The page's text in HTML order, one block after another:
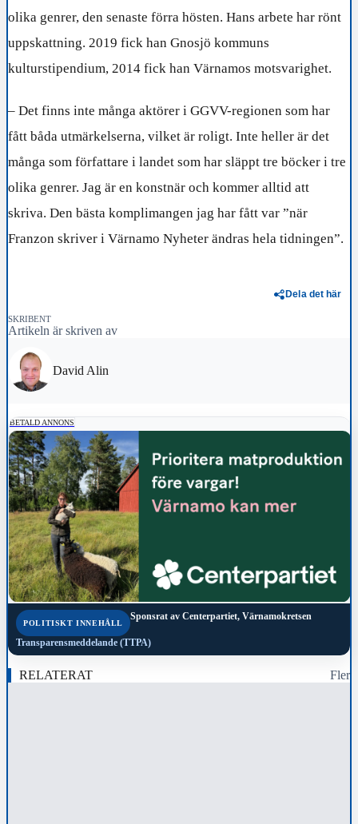
olika genrer, den senaste förra hösten. Hans arbete har rönt
uppskattning. 2019 fick han Gnosjö kommuns
kulturstipendium, 2014 fick han Värnamos motsvarighet.
– Det finns inte många aktörer i GGVV-regionen som har
fått båda utmärkelserna, vilket är roligt. Inte heller är det
många som författare i landet som har släppt tre böcker i tre
olika genrer. Jag är en konstnär och kommer alltid att
skriva. Den bästa komplimangen jag har fått var ”när
Franzon skriver i Värnamo Nyheter ändras hela tidningen”.
Dela det här
SKRIBENT
Artikeln är skriven av
David Alin
BETALD ANNONS
POLITISKT INNEHÅLL
Sponsrat av Centerpartiet, Värnamokretsen
Transparensmeddelande (TTPA)
RELATERAT Fler